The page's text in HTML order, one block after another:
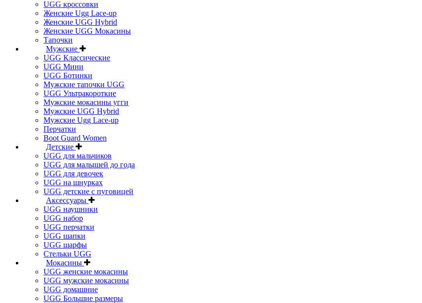
UGG кроссовки
Женские Ugg Lace-up
Женские UGG Hybrid
Женские UGG Мокасины
Тапочки
Мужские
UGG Классические
UGG Мини
UGG Ботинки
Мужские тапочки UGG
UGG Ультракороткие
Мужские мокасины угги
Мужские UGG Hybrid
Мужские Ugg Lace-up
Перчатки
Boot Guard Women
Детские
UGG для мальчиков
UGG для малышей до года
UGG для девочек
UGG на шнурках
UGG детские с пуговицей
Аксессуары
UGG наушники
UGG набор
UGG перчатки
UGG шапки
UGG шарфы
Стельки UGG
Мокасины
UGG женские мокасины
UGG мужские мокасины
UGG домашние
UGG Большие размеры